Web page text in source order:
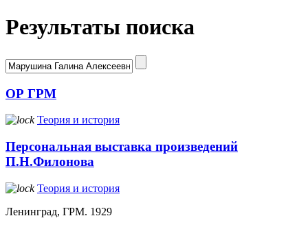
Результаты поиска
ОР ГРМ
Теория и история
Персональная выставка произведений
П.Н.Филонова
Теория и история
Ленинград, ГРМ. 1929